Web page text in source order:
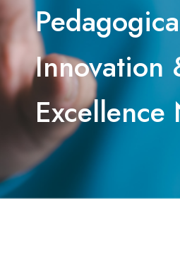
DOCENTES E INVESTIGADORES
COMUNIDADE
KNOWLEDGE CENTERS
Innovation